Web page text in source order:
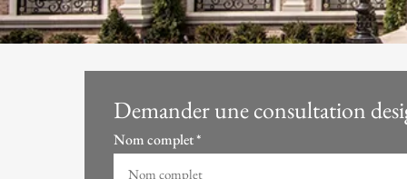
Demander une consultation
Nom complet*